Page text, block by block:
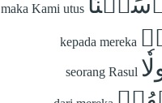
maka Kami utus
kepada mereka
seorang Rasul